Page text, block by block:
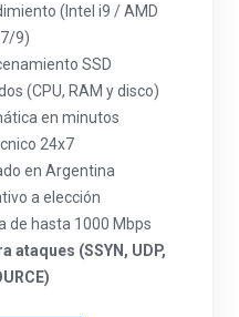
(Intel i9 / AMD
9)
SSD
(CPU, RAM y disco)
en minutos
24x7
en Argentina
a elección
de hasta 1000 Mbps
ataques (SSYN, UDP,